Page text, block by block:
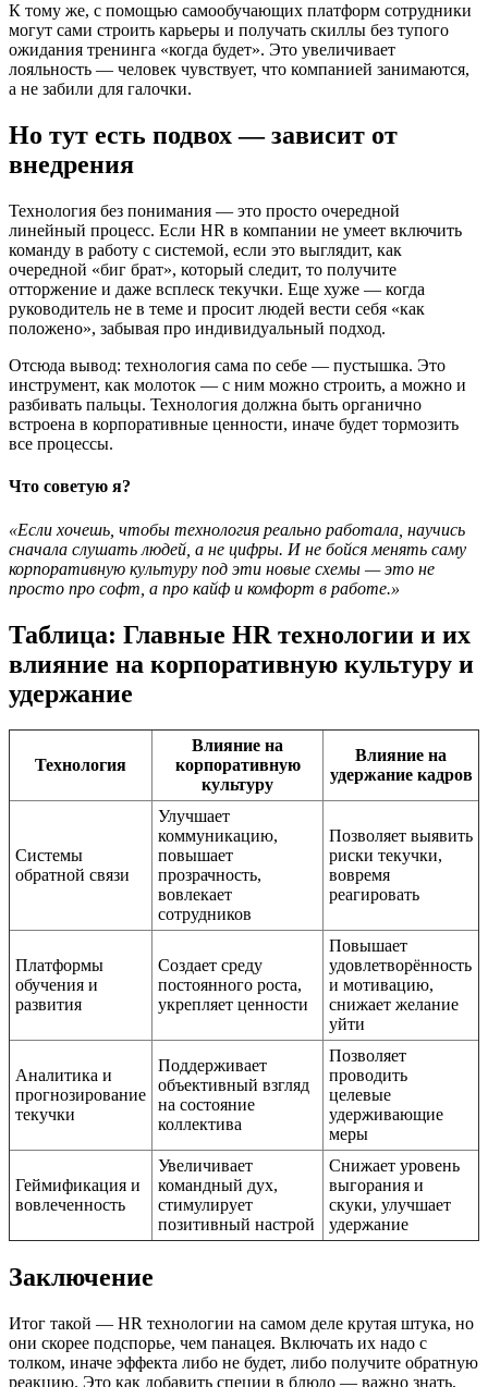
К тому же, с помощью самообучающих платформ сотрудники
могут сами строить карьеры и получать скиллы без тупого
ожидания тренинга «когда будет». Это увеличивает
лояльность — человек чувствует, что компанией занимаются,
а не забили для галочки.
Но тут есть подвох — зависит от
внедрения
Технология без понимания — это просто очередной
линейный процесс. Если HR в компании не умеет включить
команду в работу с системой, если это выглядит, как
очередной «биг брат», который следит, то получите
отторжение и даже всплеск текучки. Еще хуже — когда
руководитель не в теме и просит людей вести себя «как
положено», забывая про индивидуальный подход.
Отсюда вывод: технология сама по себе — пустышка. Это
инструмент, как молоток — с ним можно строить, а можно и
разбивать пальцы. Технология должна быть органично
встроена в корпоративные ценности, иначе будет тормозить
все процессы.
Что советую я?
«Если хочешь, чтобы технология реально работала, научись
сначала слушать людей, а не цифры. И не бойся менять саму
корпоративную культуру под эти новые схемы — это не
просто про софт, а про кайф и комфорт в работе.»
Таблица: Главные HR технологии и их
влияние на корпоративную культуру и
удержание
Технология
Влияние на
корпоративную
культуру
Влияние на
удержание кадров
Системы
обратной связи
Улучшает
коммуникацию,
повышает
прозрачность,
вовлекает
сотрудников
Позволяет выявить
риски текучки,
вовремя
реагировать
Платформы
обучения и
развития
Создает среду
постоянного роста,
укрепляет ценности
Повышает
удовлетворённость
и мотивацию,
снижает желание
уйти
Аналитика и
прогнозирование
текучки
Поддерживает
объективный взгляд
на состояние
коллектива
Позволяет
проводить
целевые
удерживающие
меры
Геймификация и
вовлеченность
Увеличивает
командный дух,
стимулирует
позитивный настрой
Снижает уровень
выгорания и
скуки, улучшает
удержание
Заключение
Итог такой — HR технологии на самом деле крутая штука, но
они скорее подспорье, чем панацея. Включать их надо с
толком, иначе эффекта либо не будет, либо получите обратную
реакцию. Это как добавить специи в блюдо — важно знать,